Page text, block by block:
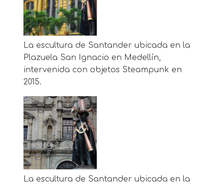
La escultura de Santander ubicada en la
Plazuela San Ignacio en Medellín,
intervenida con objetos Steampunk en
2015.
La escultura de Santander ubicada en la